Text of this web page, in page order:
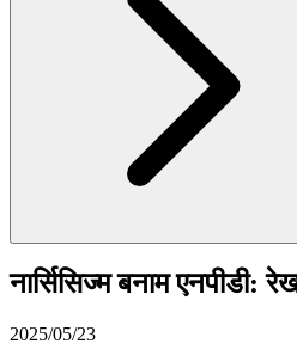
नार्सिसिज्म बनाम एनपीडी:
2025/05/23